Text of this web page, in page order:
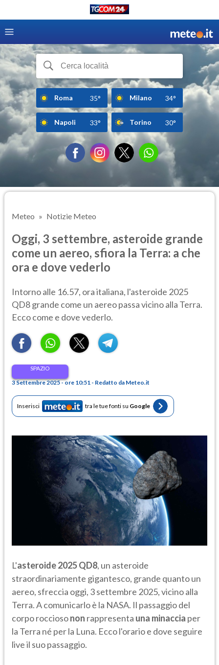
Roma 35° Milano 34°
Napoli 33° Torino 30°
Meteo Notizie Meteo
Oggi, 3 settembre, asteroide grande
come un aereo, sfiora la Terra: a che
ora e dove vederlo
Intorno alle 16.57, ora italiana, l'asteroide 2025
QD8 grande come un aereo passa vicino alla Terra.
Ecco come e dove vederlo.
SPAZIO
3 Settembre 2025 - ore 10:51 - Redatto da Meteo.it
Inserisci tra le tue fonti su Google
L'asteroide 2025 QD8, un asteroide
straordinariamente gigantesco, grande quanto un
aereo, sfreccia oggi, 3 settembre 2025, vicino alla
Terra. A comunicarlo è la NASA. Il passaggio del
corpo rocciosonon rappresenta una minaccia per
la Terra né per la Luna. Ecco l'orario e dove seguire
live il suo passaggio.